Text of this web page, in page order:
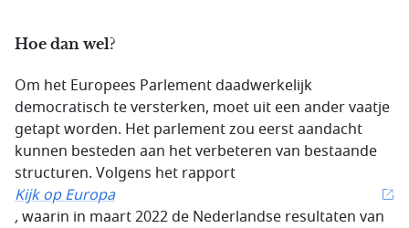
Hoe dan wel?
Om het Europees Parlement daadwerkelijk
democratisch te versterken, moet uit een ander vaatje
getapt worden. Het parlement zou eerst aandacht
kunnen besteden aan het verbeteren van bestaande
structuren. Volgens het rapport
Kijk op Europa
,waarin in maart 2022 de Nederlandse resultaten van